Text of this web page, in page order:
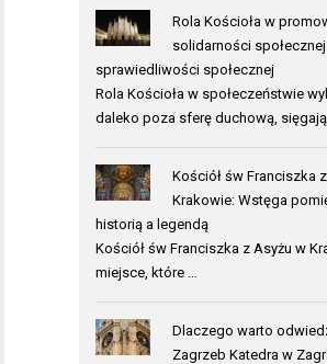
Rola Kościoła w
solidarności
sprawiedliwości społecznej
Rola Kościoła w społeczeństwie
daleko poza sferę duchową,
Kościół św Franciszka
Krakowie: Wstęga
historią a legendą
Kościół św Franciszka z Asyżu w
miejsce, które …
Dlaczego warto
Zagrzeb Katedra w